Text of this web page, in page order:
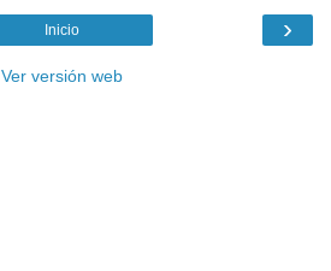
›
Inicio
Ver versión web